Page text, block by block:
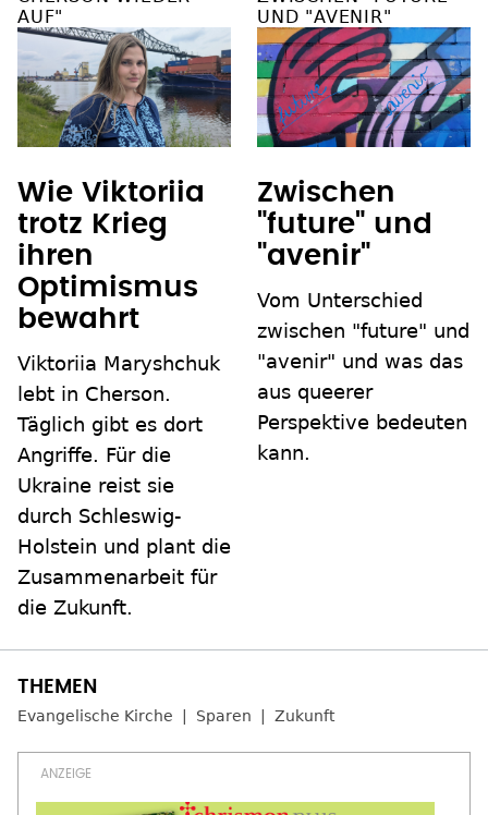
AUF"
Wie Viktoriia
trotz Krieg
ihren
Optimismus
bewahrt
Viktoriia Maryshchuk
lebt in Cherson.
Täglich gibt es dort
Angriffe. Für die
Ukraine reist sie
durch Schleswig-
Holstein und plant die
Zusammenarbeit für
die Zukunft.
UND "AVENIR"
Zwischen
"future" und
"avenir"
Vom Unterschied
zwischen "future" und
"avenir" und was das
aus queerer
Perspektive bedeuten
kann.
Evangelische Kirche Sparen Zukunft